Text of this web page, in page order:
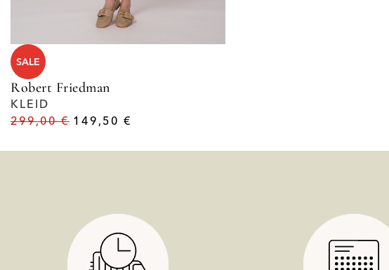
SALE
Robert Friedman
KLEID
299,00€ 149,50€